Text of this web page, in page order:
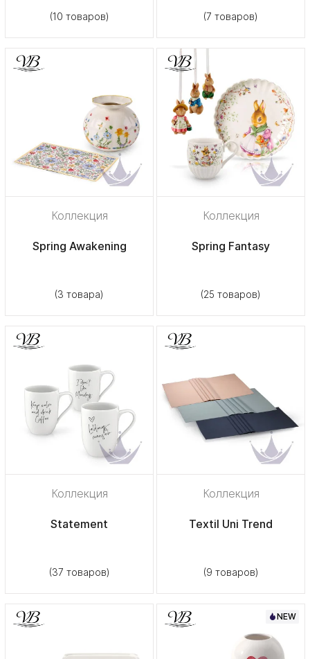
(10 товаров) (7 товаров)
Коллекция
Spring Awakening
(3 товара)
Коллекция
Spring Fantasy
(25 товаров)
Коллекция
Statement
(37 товаров)
Коллекция
Textil Uni Trend
(9 товаров)
NEW